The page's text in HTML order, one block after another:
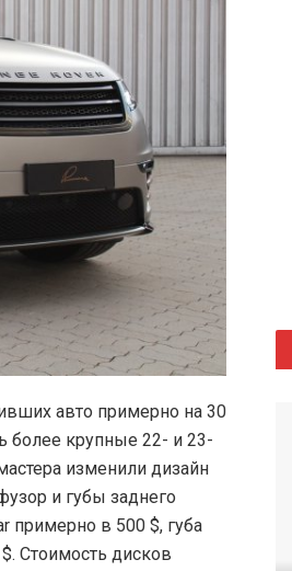
авто примерно на 30
более крупные 22- и 23-
изменили дизайн
и губы заднего
примерно в 500 $, губа
Стоимость дисков